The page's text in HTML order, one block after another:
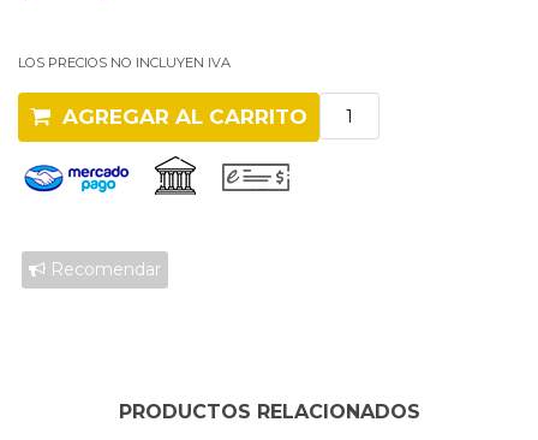
LOS PRECIOS NO INCLUYEN IVA
AGREGAR AL CARRITO
Recomendar
PRODUCTOS RELACIONADOS